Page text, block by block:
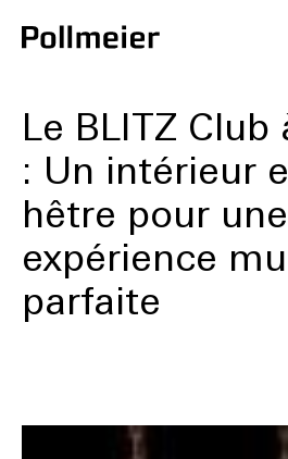
Le BLITZ Club
: Un intérieur
hêtre pour une
expérience
parfaite